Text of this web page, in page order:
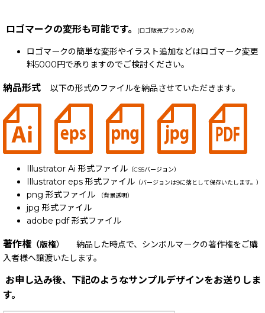
ロゴマークの変形も可能です。 (ロゴ販売プランのみ)
ロゴマークの簡単な変形やイラスト追加などはロゴマーク変更
料5000円で承りますのでご検討ください。
納品形式 以下の形式のファイルを納品させていただきます。
Illustrator Ai 形式ファイル （CS5バージョン）
Illustrator eps 形式ファイル （バージョンは9に落として保存いたします。）
png 形式ファイル （背景透明）
jpg 形式ファイル
adobe pdf 形式ファイル
著作権 （版権） 納品した時点で、シンボルマークの著作権をご購
入者様へ譲渡いたします。
お申し込み後、下記のようなサンプルデザインをお送りしま
す。